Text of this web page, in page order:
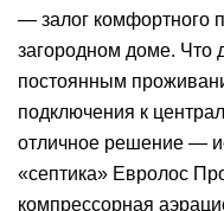
— залог комфортного
загородном доме. Что
постоянным
подключения к
отличное решение —
«септика» Евролос
компрессорная